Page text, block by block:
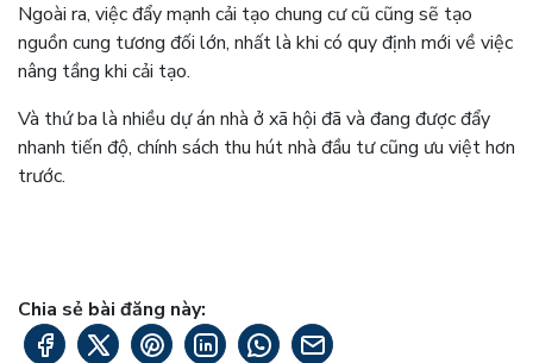
Ngoài ra, việc đẩy mạnh cải tạo chung cư cũ cũng sẽ tạo
nguồn cung tương đối lớn, nhất là khi có quy định mới về việc
nâng tầng khi cải tạo.
Và thứ ba là nhiều dự án nhà ở xã hội đã và đang được đẩy
nhanh tiến độ, chính sách thu hút nhà đầu tư cũng ưu việt hơn
trước.
Chia sẻ bài đăng này: